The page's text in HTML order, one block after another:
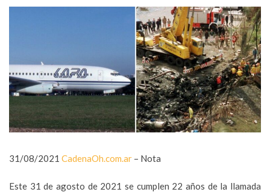
31/08/2021 CadenaOh.com.ar – Nota
Este 31 de agosto de 2021 se cumplen 22 años de la llamada